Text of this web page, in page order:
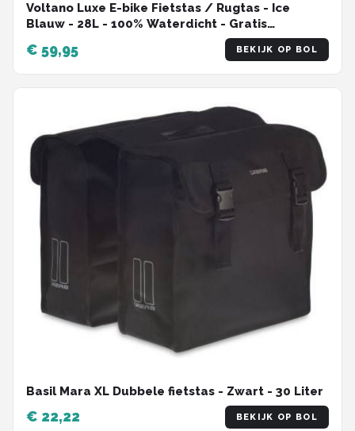
Voltano Luxe E-bike Fietstas / Rugtas - Ice
Blauw - 28L - 100% Waterdicht - Gratis
Schouderband - Met Groot Laptop Vak
€ 59,95 BEKIJK OP BOL
Basil Mara XL Dubbele fietstas - Zwart - 30 Liter
€ 22,22 BEKIJK OP BOL